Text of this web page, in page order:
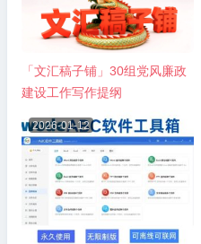
「文汇稿子铺」30组党风廉政
建设工作写作提纲
2026-01-12